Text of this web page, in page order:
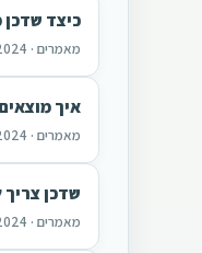
כיצד שדכן
מאמרים · 06/02/2024
איך
מאמרים · 06/02/2024
שדכן
מאמרים · 06/02/2024